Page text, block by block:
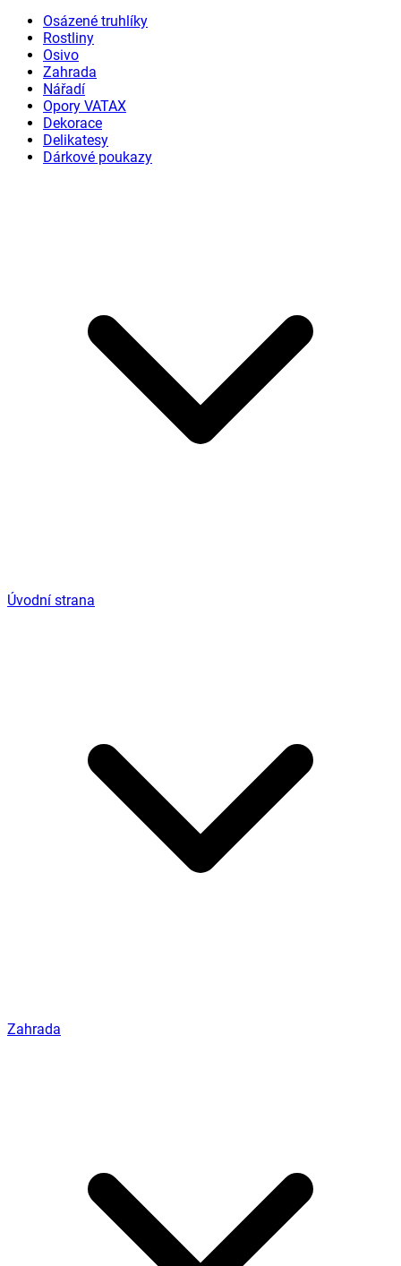
Osázené truhlíky
Rostliny
Osivo
Zahrada
Nářadí
Opory VATAX
Dekorace
Delikatesy
Dárkové poukazy
Úvodní strana
Zahrada